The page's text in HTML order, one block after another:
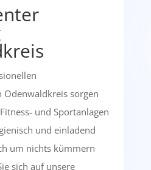
Odenwaldkreis sorgen
und Sportanlagen
und einladend
um nichts kümmern
sich auf unsere